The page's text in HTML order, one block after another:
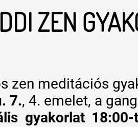
ZEN
zen meditációs
7., 4. emelet, a
gyakorlat 18:00-